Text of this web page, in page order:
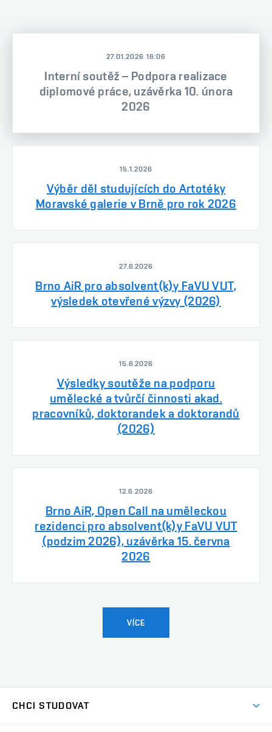
27.01.2026 16:06
Interní soutěž – Podpora realizace
diplomové práce, uzávěrka 10. února
2026
15.1.2026
Výběr děl studujících do Artotéky
Moravské galerie v Brně pro rok 2026
27.6.2026
Brno AiR pro absolvent(k)y FaVU VUT,
výsledek otevřené výzvy (2026)
15.6.2026
Výsledky soutěže na podporu
umělecké a tvůrčí činnosti akad.
pracovníků, doktorandek a doktorandů
(2026)
12.6.2026
Brno AiR, Open Call na uměleckou
rezidenci pro absolvent(k)y FaVU VUT
(podzim 2026), uzávěrka 15. června
2026
VÍCE
CHCI STUDOVAT